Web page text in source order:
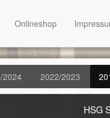
2024 2022/2023
HSG
Onlineshop